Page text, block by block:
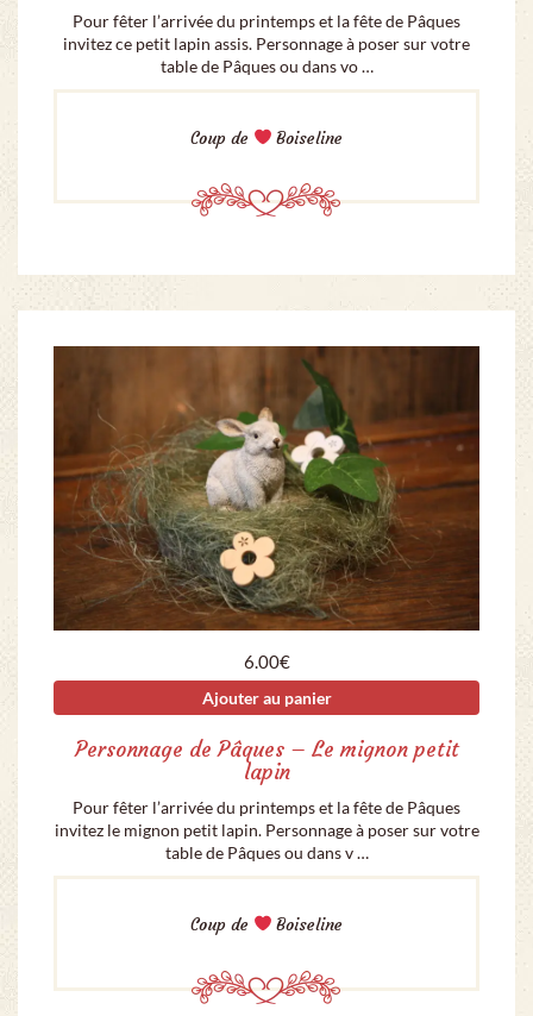
Pour fêter l’arrivée du printemps et la fête de Pâques
invitez ce petit lapin assis. Personnage à poser sur votre
table de Pâques ou dans vo …
Coup de Boiseline
6.00€
Ajouter au panier
Personnage de Pâques – Le mignon petit
lapin
Pour fêter l’arrivée du printemps et la fête de Pâques
invitez le mignon petit lapin. Personnage à poser sur votre
table de Pâques ou dans v …
Coup de Boiseline